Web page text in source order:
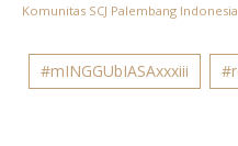
Komunitas SCJ Palembang Indonesia
#mINGGUbIASAxxxiii